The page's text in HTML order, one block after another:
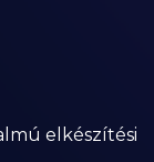
elkészítési